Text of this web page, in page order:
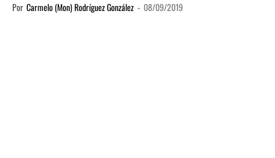
Por Carmelo (Mon) Rodríguez González - 08/09/2019